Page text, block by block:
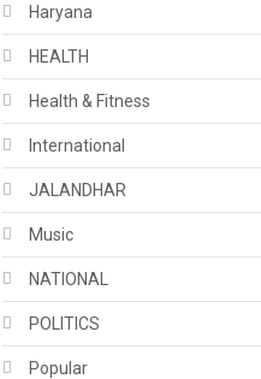
Haryana
HEALTH
Health & Fitness
International
JALANDHAR
Music
NATIONAL
POLITICS
Popular